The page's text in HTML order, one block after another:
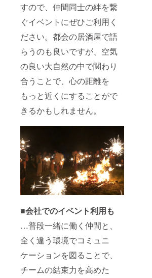
すので、仲間同士の絆を繋
ぐイベントにぜひご利用く
ださい。都会の居酒屋で語
らうのも良いですが、空気
の良い大自然の中で関わり
合うことで、心の距離を
もっと近くにすることがで
きるかもしれません。
■会社でのイベント利用も
…普段一緒に働く仲間と、
全く違う環境でコミュニ
ケーションを図ることで、
チームの結束力を高めた